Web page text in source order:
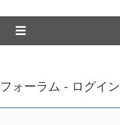
フォーラム - ログイン